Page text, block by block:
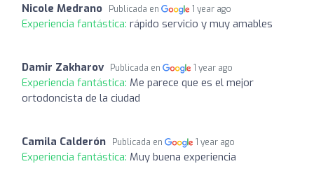
Nicole Medrano Publicada en 1 year ago
Experiencia fantástica: rápido servicio y muy amables
Damir Zakharov Publicada en 1 year ago
Experiencia fantástica: Me parece que es el mejor
ortodoncista de la ciudad
Camila Calderón Publicada en 1 year ago
Experiencia fantástica: Muy buena experiencia